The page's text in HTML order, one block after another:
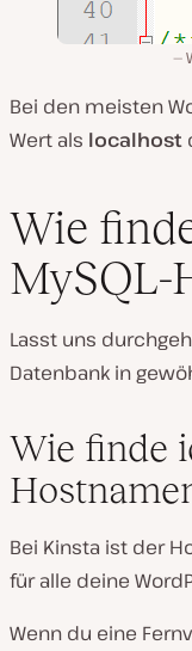
Bei den meisten
Wert als localhost
Wie
MySQL-
Lasst uns
Datenbank in
Wie finde
Bei Kinsta ist der
für alle deine
Wenn du eine